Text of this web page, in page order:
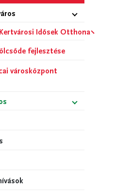
Idősek Otthona
fejlesztése
városközpont